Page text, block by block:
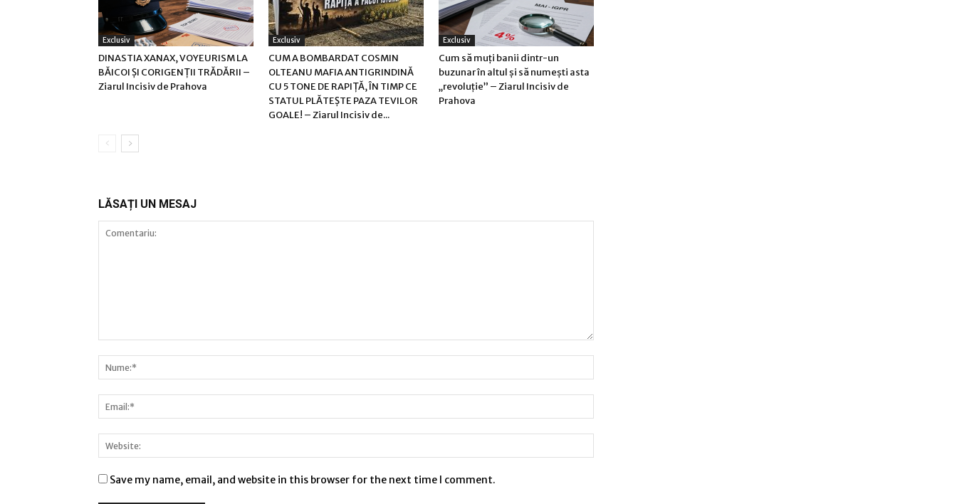
Exclusiv
DINASTIA XANAX, VOYEURISM LA
BĂICOI ȘI CORIGENȚII TRĂDĂRII –
Ziarul Incisiv de Prahova
Exclusiv
CUM A BOMBARDAT COSMIN
OLTEANU MAFIA ANTIGRINDINĂ
CU 5 TONE DE RAPIȚĂ, ÎN TIMP CE
STATUL PLĂTEȘTE PAZA TEVILOR
GOALE! – Ziarul Incisiv de...
Exclusiv
Cum să muți banii dintr-un
buzunar în altul și să numești asta
„revoluție” – Ziarul Incisiv de
Prahova
LĂSAȚI UN MESAJ
Save my name, email, and website in this browser for the next time I comment.